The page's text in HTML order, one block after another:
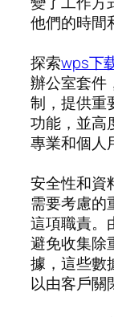
他們的時間
探索wps下
辦公室套件
制，提供重
功能，並高
專業和個人
安全性和資
需要考慮的
這項職責。
避免收集除
據，這些數
以由客戶關